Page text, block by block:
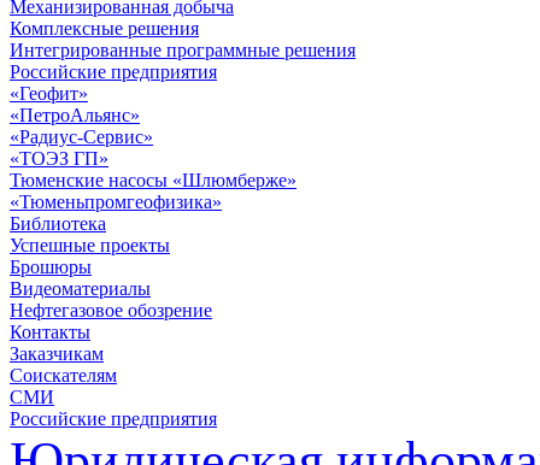
Механизированная добыча
Комплексные решения
Интегрированные программные решения
Российские предприятия
«Геофит»
«ПетроАльянс»
«Радиус-Сервис»
«ТОЭЗ ГП»
Тюменские насосы «Шлюмберже»
«Тюменьпромгеофизика»
Библиотека
Успешные проекты
Брошюры
Видеоматериалы
Нефтегазовое обозрение
Контакты
Заказчикам
Соискателям
СМИ
Российские предприятия